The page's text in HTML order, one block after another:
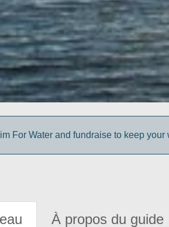
For Water and fundraise to keep
À propos du guide